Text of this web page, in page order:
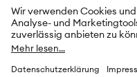
Nutzungsbedingungen
Privatsphäre-